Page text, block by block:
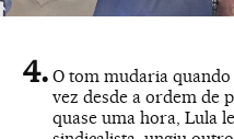
O tom mudaria
vez desde a ordem de
quase uma hora, Lula